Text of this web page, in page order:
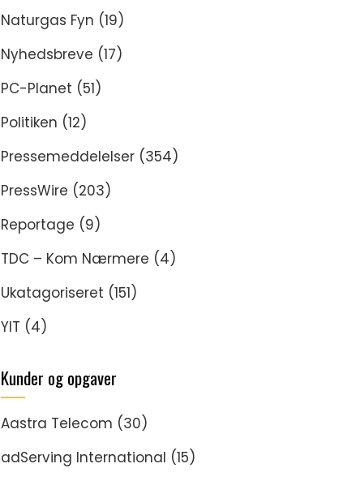
Naturgas Fyn (19)
Nyhedsbreve (17)
PC-Planet (51)
Politiken (12)
Pressemeddelelser (354)
PressWire (203)
Reportage (9)
TDC – Kom Nærmere (4)
Ukatagoriseret (151)
YIT (4)
Kunder og opgaver
Aastra Telecom (30)
adServing International (15)